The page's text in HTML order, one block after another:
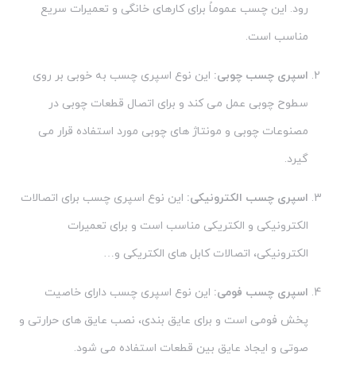
رود. این چسب عموماً برای کارهای خانگی و تعمیرات سریع
مناسب است.
اسپری چسب چوبی: این نوع اسپری چسب به خوبی بر روی
سطوح چوبی عمل می کند و برای اتصال قطعات چوبی در
مصنوعات چوبی و مونتاژ های چوبی مورد استفاده قرار می
گیرد.
اسپری چسب الکترونیکی: این نوع اسپری چسب برای اتصالات
الکترونیکی و الکتریکی مناسب است و برای تعمیرات
الکترونیکی، اتصالات کابل های الکتریکی و…
اسپری چسب فومی: این نوع اسپری چسب دارای خاصیت
پخش فومی است و برای عایق بندی، نصب عایق های حرارتی و
صوتی و ایجاد عایق بین قطعات استفاده می شود.